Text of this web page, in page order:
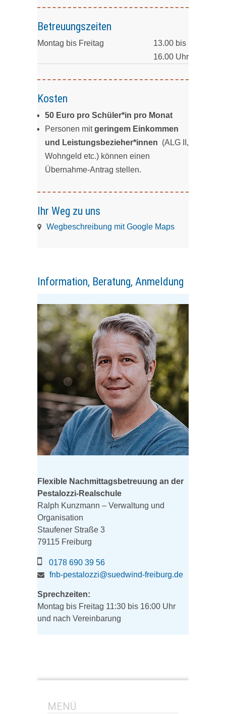
Betreuungszeiten
Montag bis Freitag
13.00 bis
16.00 Uhr
Kosten
50 Euro pro Schüler*in pro Monat
Personen mitgeringem Einkommen
und Leistungsbezieher*innen (ALG II,
Wohngeld etc.) können einen
Übernahme-Antrag stellen.
Ihr Weg zu uns
Wegbeschreibung mit Google Maps
Information, Beratung, Anmeldung
Flexible Nachmittagsbetreuung an der
Pestalozzi-Realschule
Ralph Kunzmann – Verwaltung und
Organisation
Staufener Straße 3
79115 Freiburg
0178 690 39 56
fnb-pestalozzi@suedwind-freiburg.de
Sprechzeiten:
Montag bis Freitag 11:30 bis 16:00 Uhr
und nach Vereinbarung
MENÜ